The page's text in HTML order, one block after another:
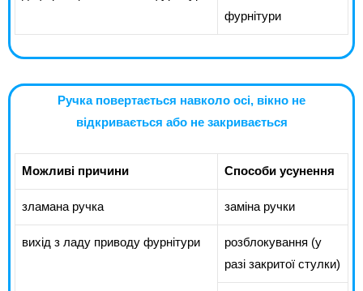
фурнітури
Ручка повертається навколо осі, вікно не
відкривається або не закривається
Можливі причини Способи усунення
зламана ручка заміна ручки
вихід з ладу приводу фурнітури
розблокування (у
разі закритої стулки)